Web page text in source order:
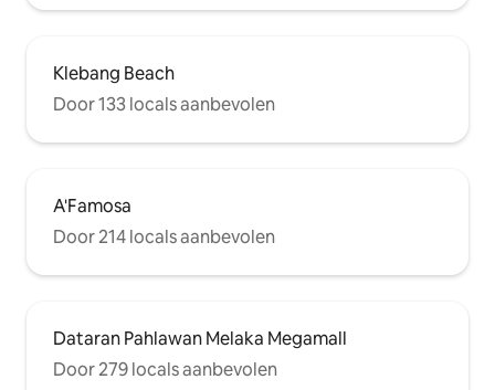
Klebang Beach
Door 133 locals aanbevolen
A'Famosa
Door 214 locals aanbevolen
Dataran Pahlawan Melaka Megamall
Door 279 locals aanbevolen